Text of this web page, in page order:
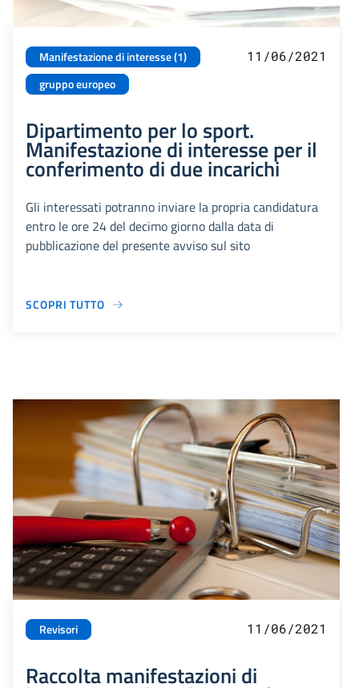
Manifestazione di interesse (1)
gruppo europeo
11/06/2021
Dipartimento per lo sport.
Manifestazione di interesse per il
conferimento di due incarichi
Gli interessati potranno inviare la propria candidatura
entro le ore 24 del decimo giorno dalla data di
pubblicazione del presente avviso sul sito
SCOPRI TUTTO
Revisori 11/06/2021
Raccolta manifestazioni di